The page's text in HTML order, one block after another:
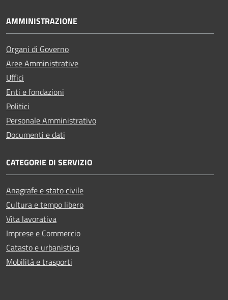
AMMINISTRAZIONE
Organi di Governo
Aree Amministrative
Uffici
Enti e fondazioni
Politici
Personale Amministrativo
Documenti e dati
CATEGORIE DI SERVIZIO
Anagrafe e stato civile
Cultura e tempo libero
Vita lavorativa
Imprese e Commercio
Catasto e urbanistica
Mobilità e trasporti